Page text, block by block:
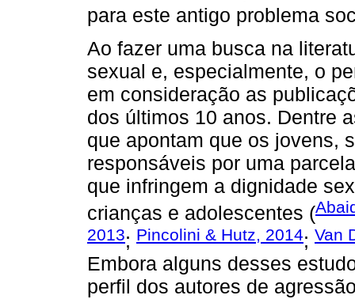
para este antigo problema
Ao fazer uma busca na
sexual e, especialmente, o
em consideração as
dos últimos 10 anos. Dentre
que apontam que os jovens,
responsáveis por uma
que infringem a dignidade
crianças e adolescentes (
2013; Pincolini & Hutz, 2014; Van
Embora alguns desses
perfil dos autores de